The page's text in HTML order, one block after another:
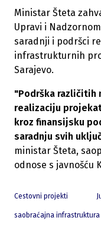
Ministar Šteta
Upravi i
saradnji i podršci
infrastrukturnih
Sarajevo.
"Podrška različitih
realizaciju
kroz finansijsku
saradnju svih
ministar Šteta,
odnose s javnošću
Cestovni projekti
saobraćajna infrastruktura